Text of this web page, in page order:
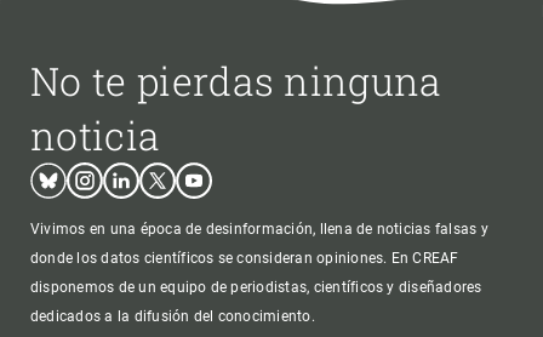
No te pierdas ninguna
noticia
BlueskyInstagram
LinkedinTwitterYoutube
Vivimos en una época de desinformación, llena de noticias falsas y
donde los datos científicos se consideran opiniones. En CREAF
disponemos de un equipo de periodistas, científicos y diseñadores
dedicados a la difusión del conocimiento.